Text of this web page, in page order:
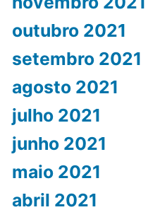
outubro 2021
setembro 2021
agosto 2021
julho 2021
junho 2021
maio 2021
abril 2021